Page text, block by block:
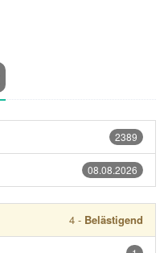
2389
08.08.2026
4 - Belästigend